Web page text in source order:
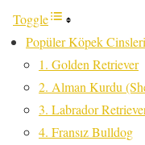
Toggle
Popüler Köpek
1. Golden Retriever
2. Alman Kurdu
3. Labrador
4. Fransız Bulldog